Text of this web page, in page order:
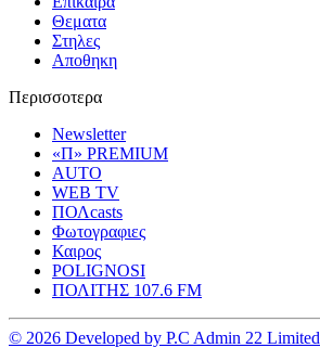
Θεματα
Στηλες
Αποθηκη
Περισσοτερα
Newsletter
«Π» PREMIUM
AUTO
WEB TV
ΠΟΛcasts
Φωτογραφιες
Καιρος
POLIGNOSI
ΠΟΛΙΤΗΣ 107.6 FM
© 2026 Developed by P.C Admin 22 Limited